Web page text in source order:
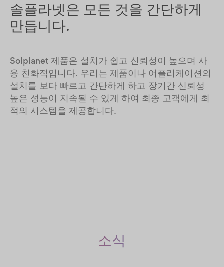
솔플라넷은 모든 것을 간단하게
만듭니다.
Solplanet 제품은 설치가 쉽고 신뢰성이 높으며 사
용 친화적입니다. 우리는 제품이나 어플리케이션의
설치를 보다 빠르고 간단하게 하고 장기간 신뢰성
높은 성능이 지속될 수 있게 하여 최종 고객에게 최
적의 시스템을 제공합니다.
소식